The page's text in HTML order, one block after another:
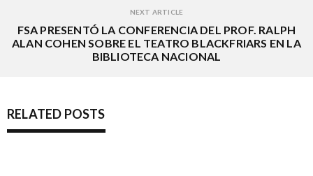
NEXT ARTICLE
FSA PRESENTÓ LA CONFERENCIA DEL PROF. RALPH
ALAN COHEN SOBRE EL TEATRO BLACKFRIARS EN LA
BIBLIOTECA NACIONAL
RELATED POSTS